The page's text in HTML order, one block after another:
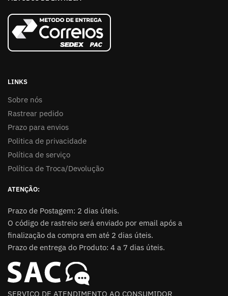
LINKS
Sobre nós
Rastrear pedido
Prazo para envios
Politica de privacidade
Política de serviço
Política de Troca/Devolução
ATENÇÃO:
Prazo de Postagem: 2 dias úteis.
O código de rastreio será enviado por email após a
finalização da compra em até 2 dias úteis.
Prazo de entrega do Produto: 4 a 7 dias úteis.
SERVIÇO DE ATENDIMENTO AO CONSUMIDOR